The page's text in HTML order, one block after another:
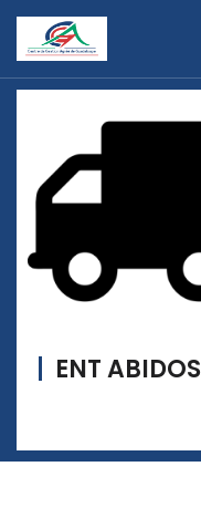
ENT ABIDOS